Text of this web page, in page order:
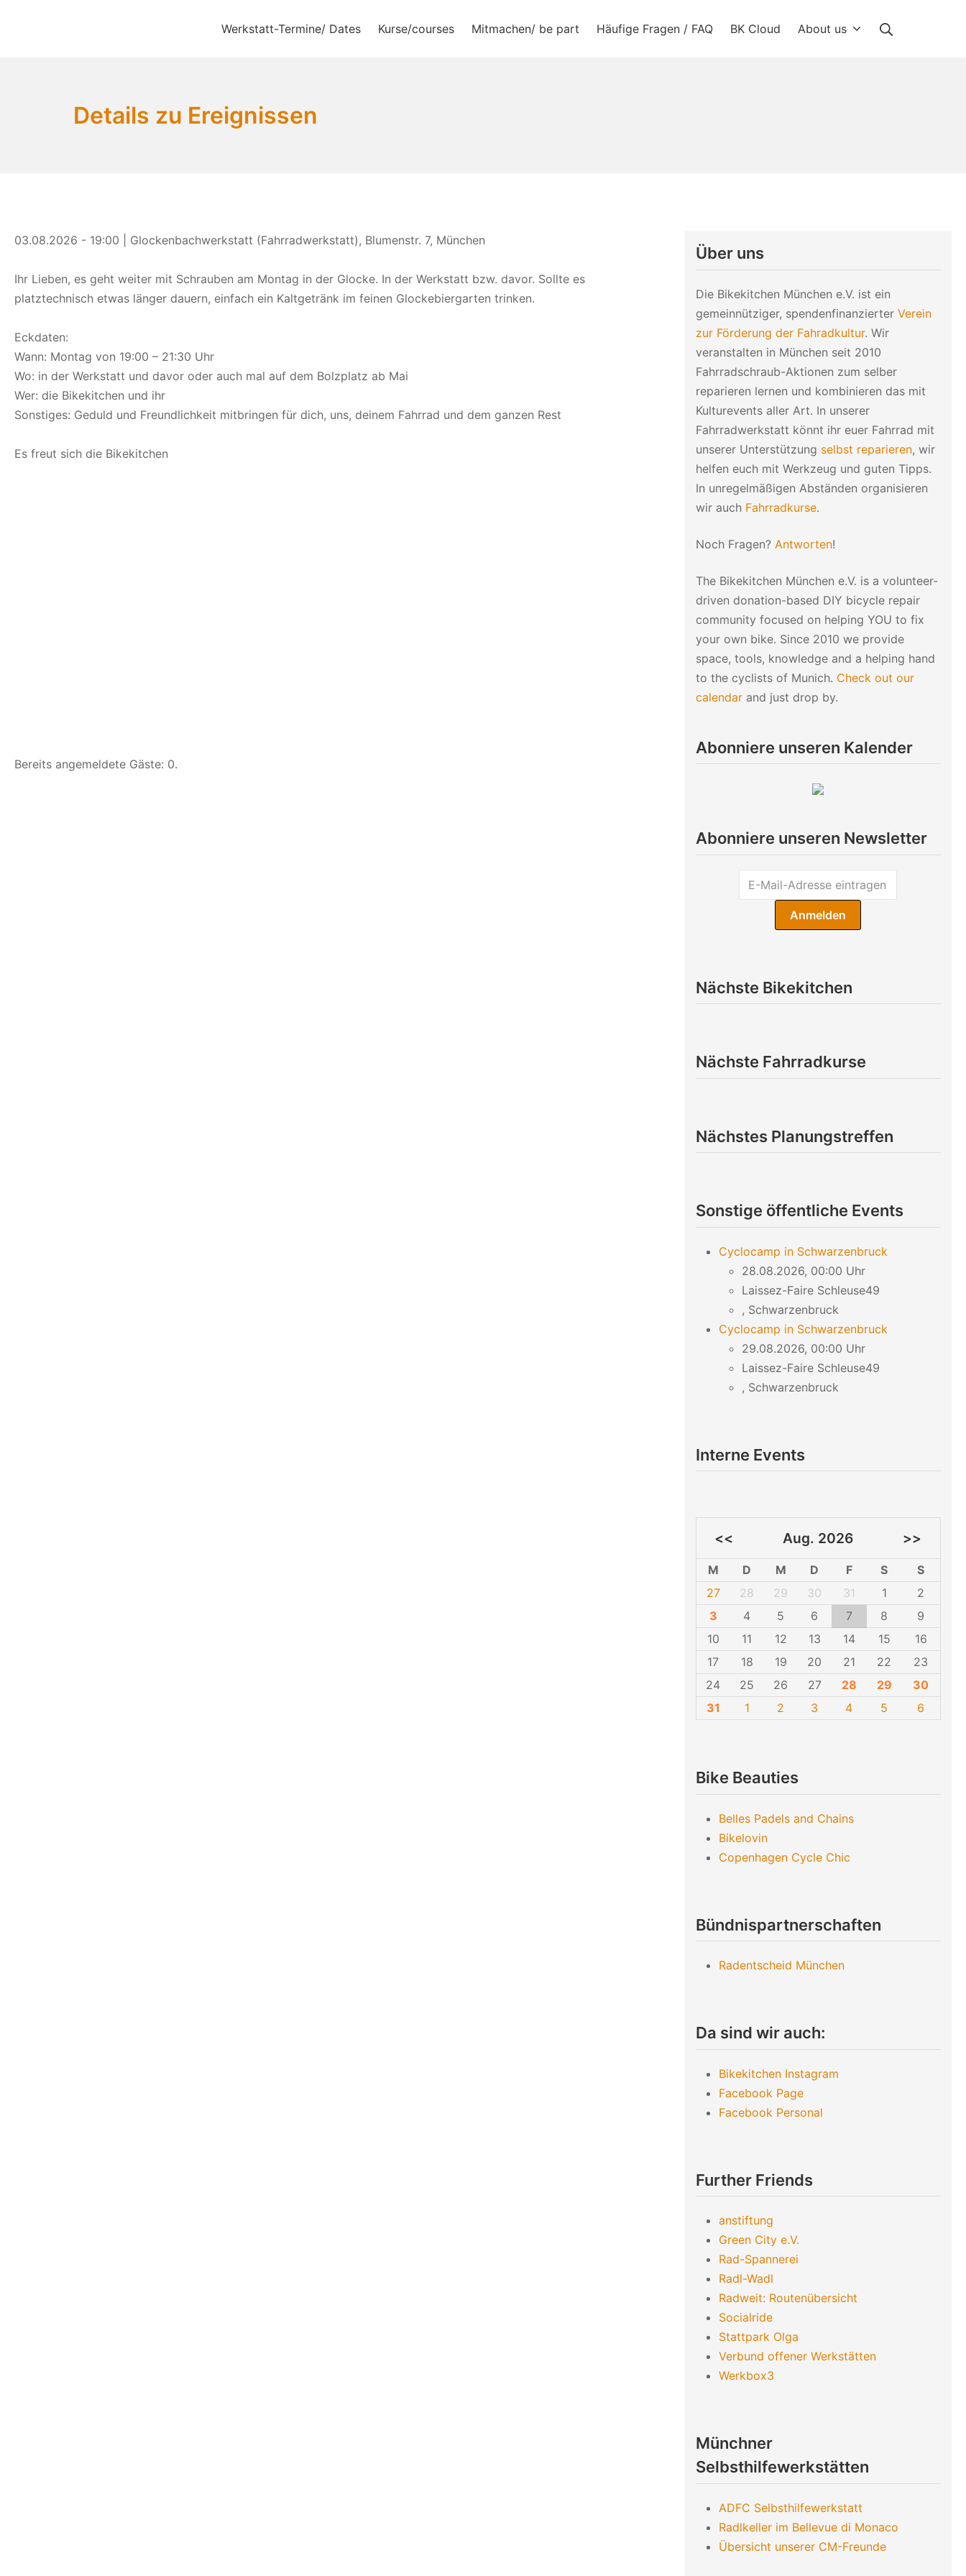
Bikekitchen München e.V.
Werkstatt-Termine/ Dates Kurse/courses Mitmachen/ be part Häufige Fragen / FAQ BK Cloud About us
Details zu Ereignissen
03.08.2026 - 19:00 | Glockenbachwerkstatt (Fahrradwerkstatt), Blumenstr. 7, München
Ihr Lieben, es geht weiter mit Schrauben am Montag in der Glocke. In der Werkstatt bzw. davor. Sollte es
platztechnisch etwas länger dauern, einfach ein Kaltgetränk im feinen Glockebiergarten trinken.
Eckdaten:
Wann: Montag von 19:00 – 21:30 Uhr
Wo: in der Werkstatt und davor oder auch mal auf dem Bolzplatz ab Mai
Wer: die Bikekitchen und ihr
Sonstiges: Geduld und Freundlichkeit mitbringen für dich, uns, deinem Fahrrad und dem ganzen Rest
Es freut sich die Bikekitchen
Bereits angemeldete Gäste: 0.
Über uns
Die Bikekitchen München e.V. ist ein
gemeinnütziger, spendenfinanzierter Verein
zur Förderung der Fahradkultur. Wir
veranstalten in München seit 2010
Fahrradschraub-Aktionen zum selber
reparieren lernen und kombinieren das mit
Kulturevents aller Art. In unserer
Fahrradwerkstatt könnt ihr euer Fahrrad mit
unserer Unterstützung selbst reparieren, wir
helfen euch mit Werkzeug und guten Tipps.
In unregelmäßigen Abständen organisieren
wir auch Fahrradkurse.
Noch Fragen? Antworten!
The Bikekitchen München e.V. is a volunteer-
driven donation-based DIY bicycle repair
community focused on helping YOU to fix
your own bike. Since 2010 we provide
space, tools, knowledge and a helping hand
to the cyclists of Munich. Check out our
calendarand just drop by.
Abonniere unseren Kalender
Abonniere unseren Newsletter
Nächste Bikekitchen
Nächste Fahrradkurse
Nächstes Planungstreffen
Sonstige öffentliche Events
Cyclocamp in Schwarzenbruck
28.08.2026, 00:00 Uhr
Laissez-Faire Schleuse49
, Schwarzenbruck
Cyclocamp in Schwarzenbruck
29.08.2026, 00:00 Uhr
Laissez-Faire Schleuse49
, Schwarzenbruck
Interne Events
<< Aug. 2026 >>
M D M D F S
S
27
28 29 30 31 1
2
3
4 5 6 7 8
9
10
11 12 13 14 15
16
17
18 19 20 21 22
23
24
25 26 27 28 29
30
31
1 2 3 4 5 6
Bike Beauties
Belles Padels and Chains
Bikelovin
Copenhagen Cycle Chic
Bündnispartnerschaften
Radentscheid München
Da sind wir auch:
Bikekitchen Instagram
Facebook Page
Facebook Personal
Further Friends
anstiftung
Green City e.V.
Rad-Spannerei
Radl-Wadl
Radweit: Routenübersicht
Socialride
Stattpark Olga
Verbund offener Werkstätten
Werkbox3
Münchner
Selbsthilfewerkstätten
ADFC Selbsthilfewerkstatt
Radlkeller im Bellevue di Monaco
Übersicht unserer CM-Freunde